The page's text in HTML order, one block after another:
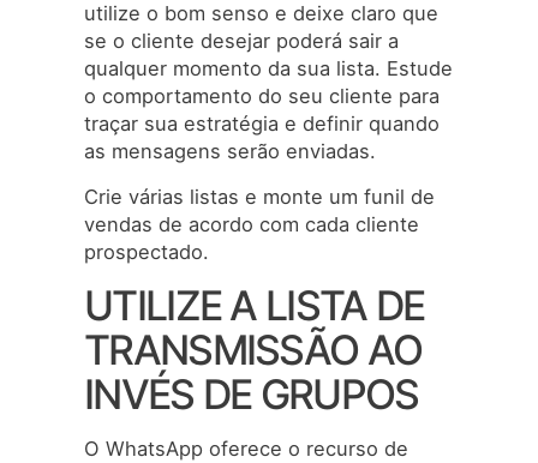
utilize o bom senso e deixe claro que
se o cliente desejar poderá sair a
qualquer momento da sua lista. Estude
o comportamento do seu cliente para
traçar sua estratégia e definir quando
as mensagens serão enviadas.
Crie várias listas e monte um funil de
vendas de acordo com cada cliente
prospectado.
UTILIZE A LISTA DE
TRANSMISSÃO AO
INVÉS DE GRUPOS
O WhatsApp oferece o recurso de